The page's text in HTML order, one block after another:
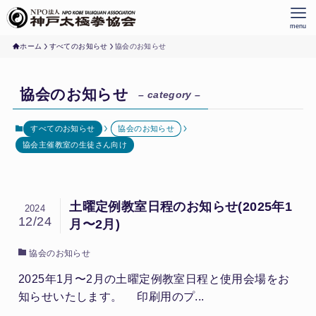
menu
ホーム すべてのお知らせ 協会のお知らせ
協会のお知らせ – category –
すべてのお知らせ
協会のお知らせ
協会主催教室の生徒さん向け
土曜定例教室日程のお知らせ(2025年1
月〜2月)
2024
12/24
協会のお知らせ
2025年1月〜2月の土曜定例教室日程と使用会場をお
知らせいたします。 印刷用のプ...